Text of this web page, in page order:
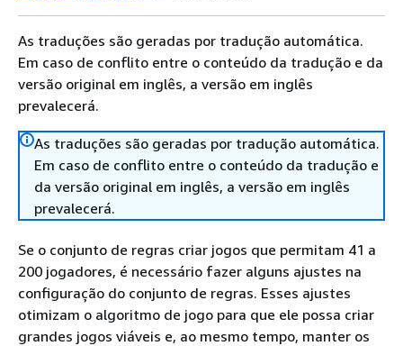
As traduções são geradas por tradução automática.
Em caso de conflito entre o conteúdo da tradução e da
versão original em inglês, a versão em inglês
prevalecerá.
As traduções são geradas por tradução automática.
Em caso de conflito entre o conteúdo da tradução e
da versão original em inglês, a versão em inglês
prevalecerá.
Se o conjunto de regras criar jogos que permitam 41 a
200 jogadores, é necessário fazer alguns ajustes na
configuração do conjunto de regras. Esses ajustes
otimizam o algoritmo de jogo para que ele possa criar
grandes jogos viáveis e, ao mesmo tempo, manter os